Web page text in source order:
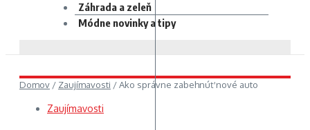
Záhrada a zeleň
Módne novinky a tipy
Domov / Zaujímavosti /Ako správne zabehnúť nové auto
Zaujímavosti